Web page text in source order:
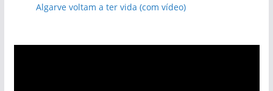
Algarve voltam a ter vida (com vídeo)